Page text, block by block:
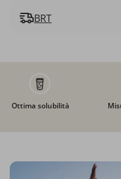
BRT
Ottima solubilità